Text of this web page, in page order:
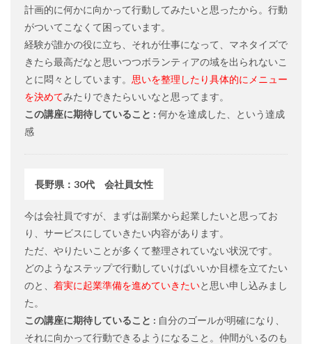
計画的に何かに向かって行動してみたいと思ったから。行動
がついてこなくて困っています。
経験が誰かの役に立ち、それが仕事になって、マネタイズで
きたら最高だなと思いつつボランティアの域を出られないこ
とに悶々としています。 思いを整理したり具体的にメニュー
を決めてみたりできたらいいなと思ってます。
この講座に期待していること : 何かを達成した、という達成
感
長野県：30代 会社員女性
今は会社員ですが、まずは副業から起業したいと思ってお
り、サービスにしていきたい内容があります。
ただ、やりたいことが多くて整理されていない状況です。
どのようなステップで行動していけばいいか目標を立てたい
のと、 着実に起業準備を進めていきたいと思い申し込みまし
た。
この講座に期待していること : 自分のゴールが明確になり、
それに向かって行動できるようになること。仲間がいるのも